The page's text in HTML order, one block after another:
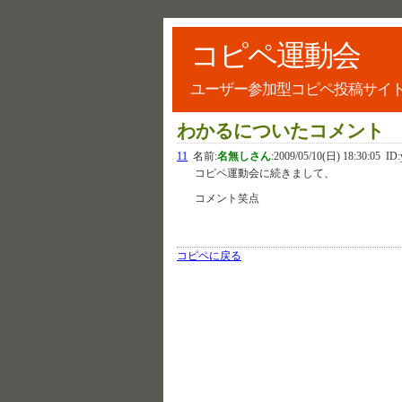
コピペ運動会
ユーザー参加型コピペ投稿サイト
わかるについたコメント
11 名前:名無しさん:2009/05/10(日) 18:30:05
コピペ運動会に続きまして、
コメント笑点
コピペに戻る